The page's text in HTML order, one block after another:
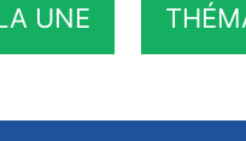
UNE